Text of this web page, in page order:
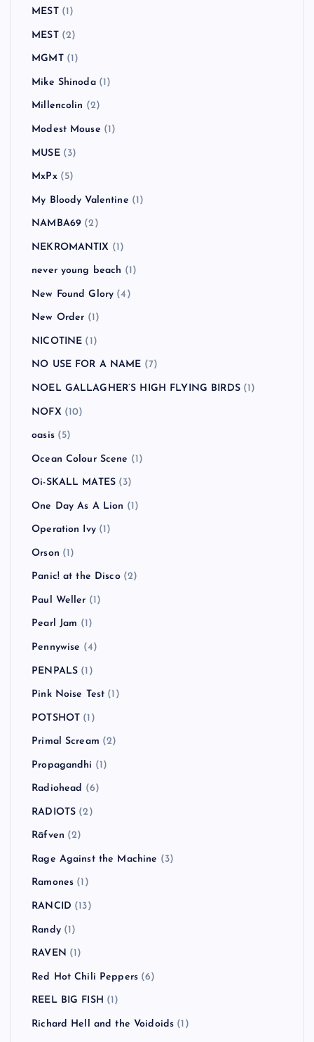
MEST(1)
MEST(2)
MGMT(1)
Mike Shinoda(1)
Millencolin (2)
Modest Mouse (1)
MUSE(3)
MxPx(5)
My Bloody Valentine (1)
NAMBA69 (2)
NEKROMANTIX (1)
never young beach (1)
New Found Glory (4)
New Order (1)
NICOTINE (1)
NO USE FOR A NAME (7)
NOEL GALLAGHER’S HIGH FLYING BIRDS(1)
NOFX (10)
oasis(5)
Ocean Colour Scene (1)
Oi-SKALL MATES (3)
One Day As A Lion (1)
Operation Ivy(1)
Orson (1)
Panic! at the Disco(2)
Paul Weller (1)
Pearl Jam (1)
Pennywise (4)
PENPALS (1)
Pink Noise Test (1)
POTSHOT (1)
Primal Scream (2)
Propagandhi (1)
Radiohead (6)
RADIOTS (2)
Räfven (2)
Rage Against the Machine (3)
Ramones (1)
RANCID (13)
Randy(1)
RAVEN (1)
Red Hot Chili Peppers (6)
REEL BIG FISH (1)
Richard Hell and the Voidoids (1)